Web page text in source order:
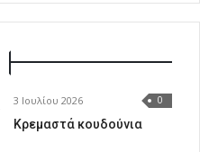
3 Ιουλίου 2026 0
Κρεμαστά κουδούνια